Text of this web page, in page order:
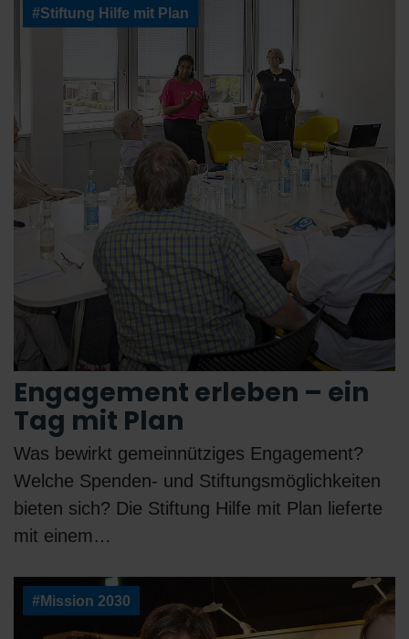
#Stiftung Hilfe mit Plan
Engagement erleben – ein
Tag mit Plan
Was bewirkt gemeinnütziges Engagement?
Welche Spenden- und Stiftungsmöglichkeiten
bieten sich? Die Stiftung Hilfe mit Plan lieferte
mit einem…
#Mission 2030